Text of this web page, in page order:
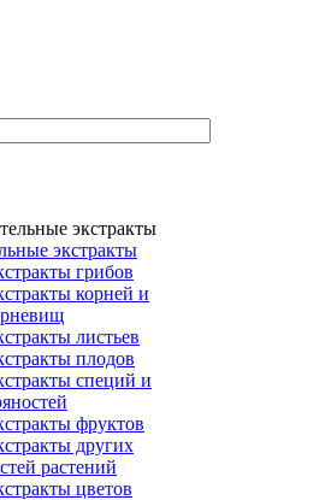
экстракты
грибов
корней и
листьев
плодов
специй и
фруктов
других
растений
цветов